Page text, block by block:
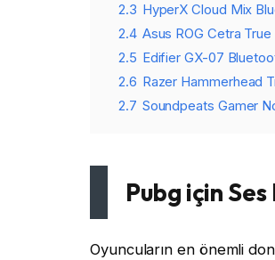
2.3 HyperX Cloud Mix
2.4 Asus ROG Cetra True
2.5 Edifier GX-07
2.6 Razer Hammerhead
2.7 Soundpeats Gamer
Pubg için
Oyuncuların en önemli